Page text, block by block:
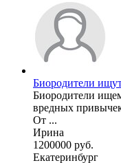
Биородители
Биородители
вредных
От ...
Ирина
1200000 руб.
Екатеринбург